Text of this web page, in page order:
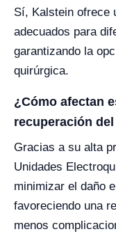
Sí, Kalstein ofrece
adecuados para
garantizando la
quirúrgica.
¿Cómo afectan
recuperación
Gracias a su alta
Unidades
minimizar el daño
favoreciendo una
menos